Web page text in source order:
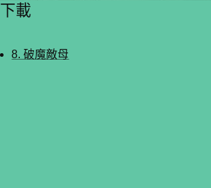
下載
8. 破魔敵母